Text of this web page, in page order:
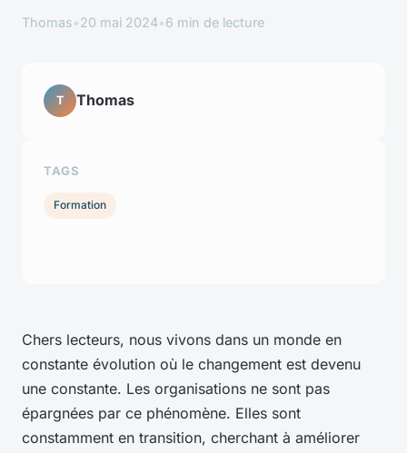
Thomas•20 mai 2024•6 min de lecture
Chers lecteurs, nous vivons dans un monde en
constante évolution où le changement est devenu
une constante. Les organisations ne sont pas
épargnées par ce phénomène. Elles sont
constamment en transition, cherchant à améliorer
T Thomas
TAGS
Formation